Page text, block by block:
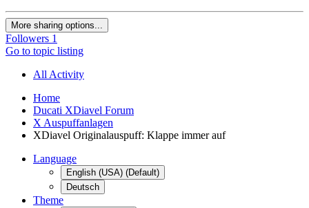
More sharing options...
Followers 1
Go to topic listing
All Activity
Home
Ducati XDiavel Forum
X Auspuffanlagen
XDiavel Originalauspuff: Klappe immer auf
Language
English (USA) (Default)
Deutsch
Theme